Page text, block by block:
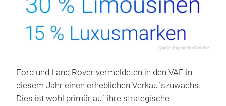
Ford und Land Rover vermeldeten in den VAE in
diesem Jahr einen erheblichen Verkaufszuwachs.
Dies ist wohl primär auf ihre strategische